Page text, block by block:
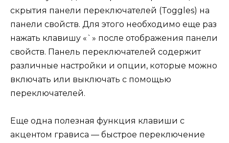
скрытия панели переключателей (Toggles) на
панели свойств. Для этого необходимо еще раз
нажать клавишу «`» после отображения панели
свойств. Панель переключателей содержит
различные настройки и опции, которые можно
включать или выключать с помощью
переключателей.
Еще одна полезная функция клавиши с
акцентом грависа — быстрое переключение